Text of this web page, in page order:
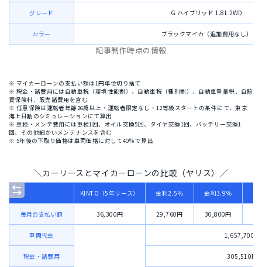
グレード G ハイブリッド 1.8L 2WD
カラー ブラックマイカ（追加費用なし）
記事制作時点の情報
※ マイカーローンの支払い額は1円単位切り捨て
※ 税金・諸費用には自動車税（環境性能割）、自動車税（種別割）、自動車重量税、自賠
責保険料、販売諸費用を含む
※ 任意保険は運転者年齢26歳以上・運転者限定なし・12等級スタートの条件にて、東京
海上日動のシミュレーションにて算出
※ 車検・メンテ費用には車検1回、オイル交換5回、タイヤ交換1回、バッテリー交換1
回、その他細かいメンテナンスを含む
※ 5年後の下取り価格は車両価格に対して40％で算出
＼カーリースとマイカーローンの比較（ヤリス）／
KINTO（5年リース） 金利2.5％ 金利3.9％ 金
毎月の支払い額 36,300円 29,760円 30,800円
車両代金 1,657,700円
税金・諸費用 305,510円